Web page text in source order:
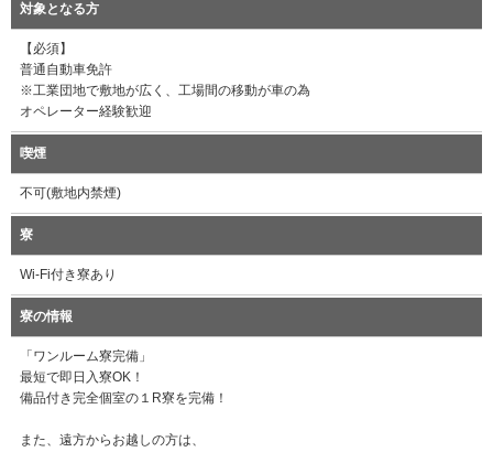
対象となる方
【必須】
普通自動車免許
※工業団地で敷地が広く、工場間の移動が車の為
オペレーター経験歓迎
喫煙
不可(敷地内禁煙)
寮
Wi-Fi付き寮あり
寮の情報
「ワンルーム寮完備」
最短で即日入寮OK！
備品付き完全個室の１R寮を完備！
また、遠方からお越しの方は、